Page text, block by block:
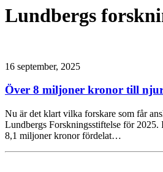
Lundbergs
16 september, 2025
Över 8 miljoner kronor till
Nu är det klart vilka forskare som får
Lundbergs Forskningsstiftelse för
8,1 miljoner kronor fördelat…